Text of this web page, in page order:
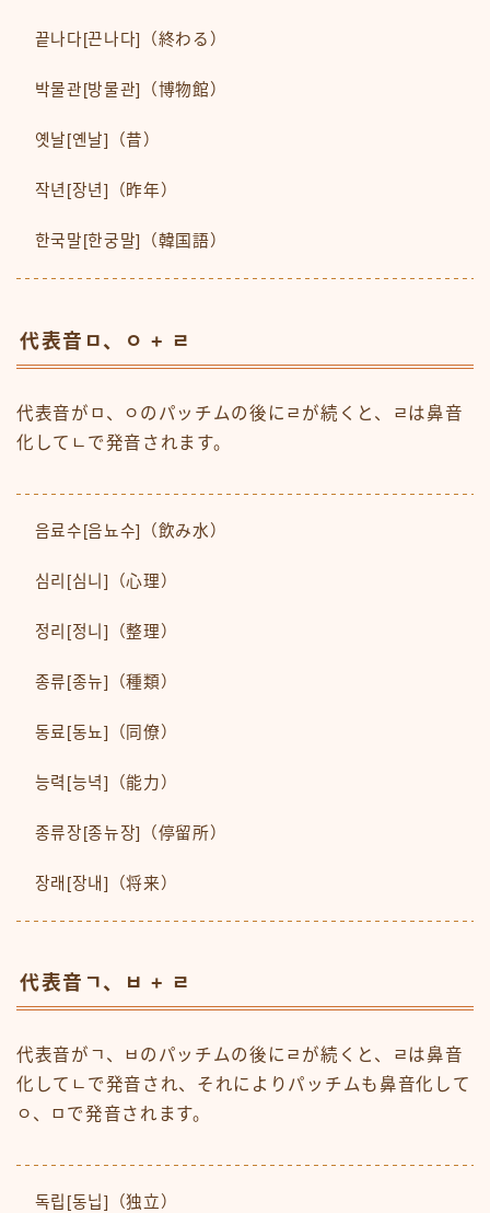
끝나다[끈나다]（終わる）
박물관[방물관]（博物館）
옛날[옌날]（昔）
작년[장년]（昨年）
한국말[한궁말]（韓国語）
代表音ㅁ、ㅇ + ㄹ
代表音がㅁ、ㅇのパッチムの後にㄹが続くと、ㄹは鼻音
化してㄴで発音されます。
음료수[음뇨수]（飲み水）
심리[심니]（心理）
정리[정니]（整理）
종류[종뉴]（種類）
동료[동뇨]（同僚）
능력[능녁]（能力）
종류장[종뉴장]（停留所）
장래[장내]（将来）
代表音ㄱ、ㅂ + ㄹ
代表音がㄱ、ㅂのパッチムの後にㄹが続くと、ㄹは鼻音
化してㄴで発音され、それによりパッチムも鼻音化して
ㅇ、ㅁで発音されます。
독립[동닙]（独立）